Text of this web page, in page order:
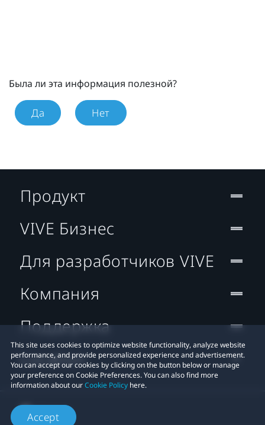
Была ли эта информация полезной?
Да Нет
This site uses cookies to optimize website functionality, analyze website
performance, and provide personalized experience and advertisement.
You can accept our cookies by clicking on the button below or manage
your preference on Cookie Preferences. You can also find more
information about ourCookie Policy here.
Accept
Продукт
VIVE Бизнес
Для разработчиков VIVE
Компания
Поддержка
Location